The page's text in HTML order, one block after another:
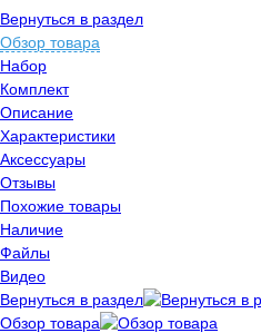
Вернуться в раздел
Обзор товара
Набор
Комплект
Описание
Характеристики
Аксессуары
Отзывы
Похожие товары
Наличие
Файлы
Видео
Вернуться в раздел
Обзор товара